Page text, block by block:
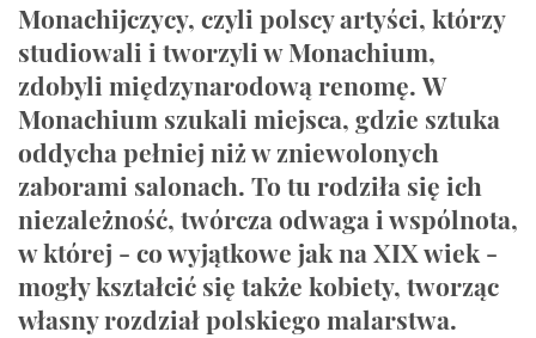
Monachijczycy, czyli polscy artyści, którzy
studiowali i tworzyli w Monachium,
zdobyli międzynarodową renomę. W
Monachium szukali miejsca, gdzie sztuka
oddycha pełniej niż w zniewolonych
zaborami salonach. To tu rodziła się ich
niezależność, twórcza odwaga i wspólnota,
w której - co wyjątkowe jak na XIX wiek -
mogły kształcić się także kobiety, tworząc
własny rozdział polskiego malarstwa.